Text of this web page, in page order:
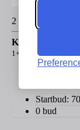
2 skilling 1707.
Kvalitet:
1+
Startbud:
0 bud